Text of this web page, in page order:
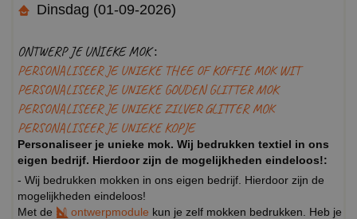
Dinsdag (01-09-2026)
ONTWERP JE UNIEKE MOK :
PERSONALISEER JE UNIEKE THEE OF KOFFIE MOK WIT
PERSONALISEER JE UNIEKE GOUDEN GLITTER MOK
PERSONALISEER JE UNIEKE ZILVER GLITTER MOK
PERSONALISEER JE UNIEKE KOPJE
Personaliseer je unieke mok. Wij bedrukken textiel in ons
eigen bedrijf. Hierdoor zijn de mogelijkheden eindeloos!:
- Wij bedrukken mokken in ons eigen bedrijf. Hierdoor zijn de
mogelijkheden eindeloos!
Met de
ontwerpmodule kun je zelf mokken bedrukken. Heb je